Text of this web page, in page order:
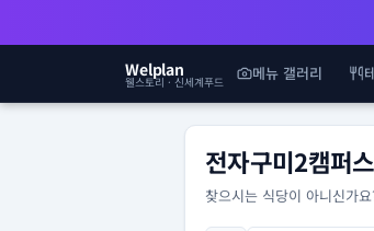
Welplan
웰스토리 · 신세계푸드 메뉴 갤러리
전자구미2캠퍼
찾으시는 식당이 아니신가